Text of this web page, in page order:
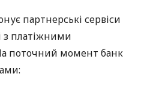
партнерські сервіси
з платіжними
поточний момент банк